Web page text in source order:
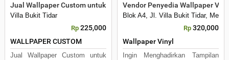
Jual Wallpaper Custom untuk Kantor Sekolah
Villa Bukit Tidar
Rp 225,000
WALLPAPER CUSTOM
Jual Wallpaper Custom untuk
Vendor Penyedia Wallpaper
Blok A4, Jl. Villa Bukit Tidar,
Rp 320,000
Wallpaper Vinyl
Ingin Menghadirkan Tampilan